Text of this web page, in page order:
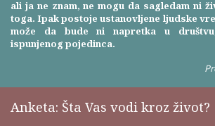
ali ja ne znam, ne mogu da sagledam ni
toga. Ipak postoje ustanovljene ljudske
može da bude ni napretka u
ispunjenog pojedinca.
Anketa: Šta Vas vodi kroz život?